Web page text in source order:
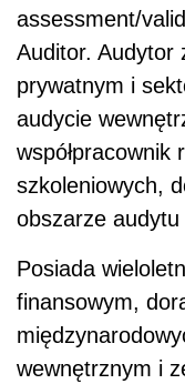
assessment/
Auditor. Audytor
prywatnym i
audycie
współpracownik
szkoleniowych,
obszarze
Posiada
finansowym,
wewnętrznym i